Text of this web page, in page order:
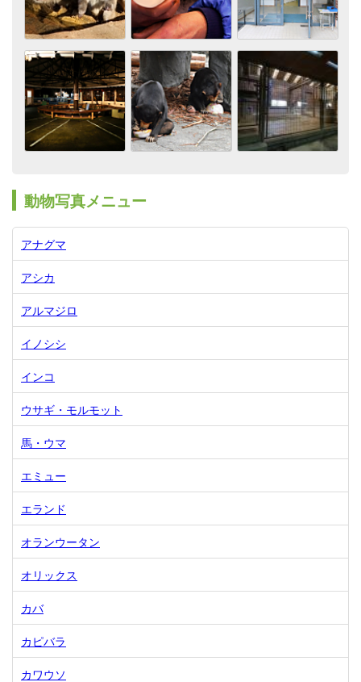
動物写真メニュー
アナグマ
アシカ
アルマジロ
イノシシ
インコ
ウサギ・モルモット
馬・ウマ
エミュー
エランド
オランウータン
オリックス
カバ
カピバラ
カワウソ